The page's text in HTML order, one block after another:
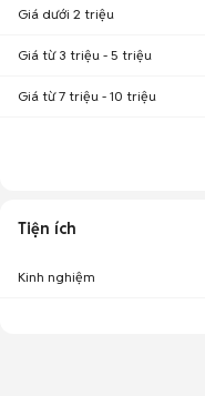
Giá dưới 2 triệu
Giá từ 3 triệu - 5 triệu
Giá từ 7 triệu - 10 triệu
Tiện ích
Kinh nghiệm